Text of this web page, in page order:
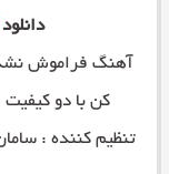
دانلود
آهنگ فراموش
کن با دو کیفیت ۳۲۰ و ۱۲۸ + متن آهنگ از
تنظیم کننده :